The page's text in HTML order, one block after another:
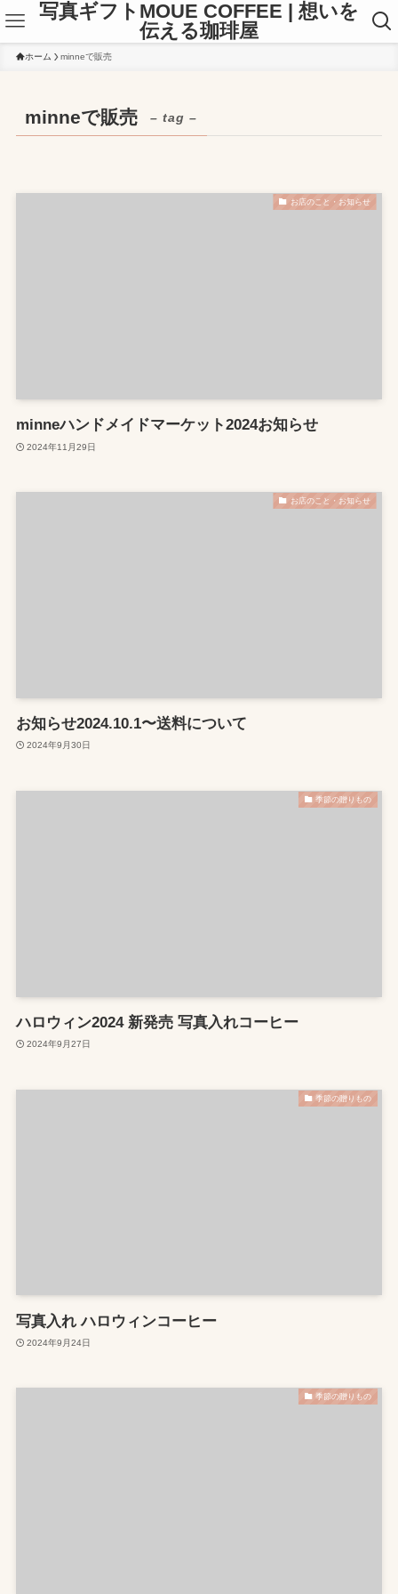
写真ギフトMOUE COFFEE | 想いを
伝える珈琲屋
ホーム minneで販売
minneで販売 – tag –
お店のこと・お知らせ
minneハンドメイドマーケット2024お知らせ
2024年11月29日
お店のこと・お知らせ
お知らせ2024.10.1〜送料について
2024年9月30日
季節の贈りもの
ハロウィン2024 新発売 写真入れコーヒー
2024年9月27日
季節の贈りもの
写真入れ ハロウィンコーヒー
2024年9月24日
季節の贈りもの